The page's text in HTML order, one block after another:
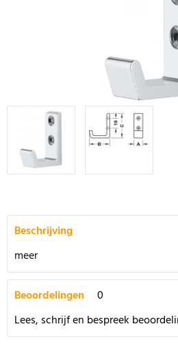
Beschrijving
meer
Beoordelingen
0
Lees, schrijf en bespreek